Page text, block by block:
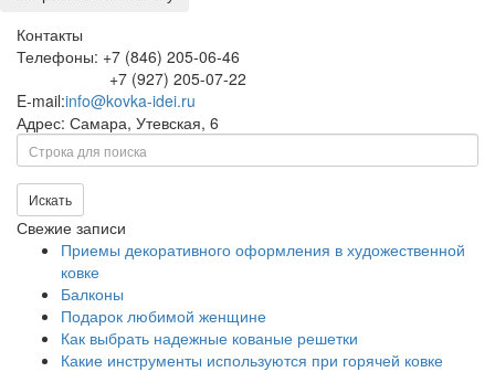
Контакты
Телефоны: +7 (846) 205-06-46
+7 (927) 205-07-22
E-mail:info@kovka-idei.ru
Адрес: Самара, Утевская, 6
Поиск
Искать
Свежие записи
Приемы декоративного оформления в художественной
ковке
Балконы
Подарок любимой женщине
Как выбрать надежные кованые решетки
Какие инструменты используются при горячей ковке